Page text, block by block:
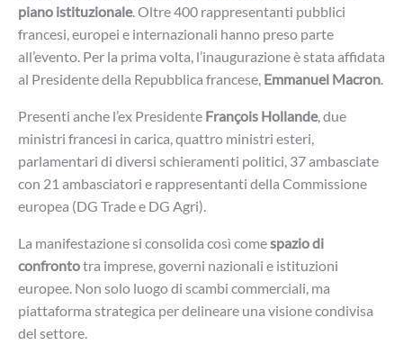
piano istituzionale. Oltre 400 rappresentanti pubblici
francesi, europei e internazionali hanno preso parte
all’evento. Per la prima volta, l’inaugurazione è stata affidata
al Presidente della Repubblica francese, Emmanuel Macron.
Presenti anche l’ex Presidente François Hollande, due
ministri francesi in carica, quattro ministri esteri,
parlamentari di diversi schieramenti politici, 37 ambasciate
con 21 ambasciatori e rappresentanti della Commissione
europea (DG Trade e DG Agri).
La manifestazione si consolida così comespazio di
confrontotra imprese, governi nazionali e istituzioni
europee. Non solo luogo di scambi commerciali, ma
piattaforma strategica per delineare una visione condivisa
del settore.